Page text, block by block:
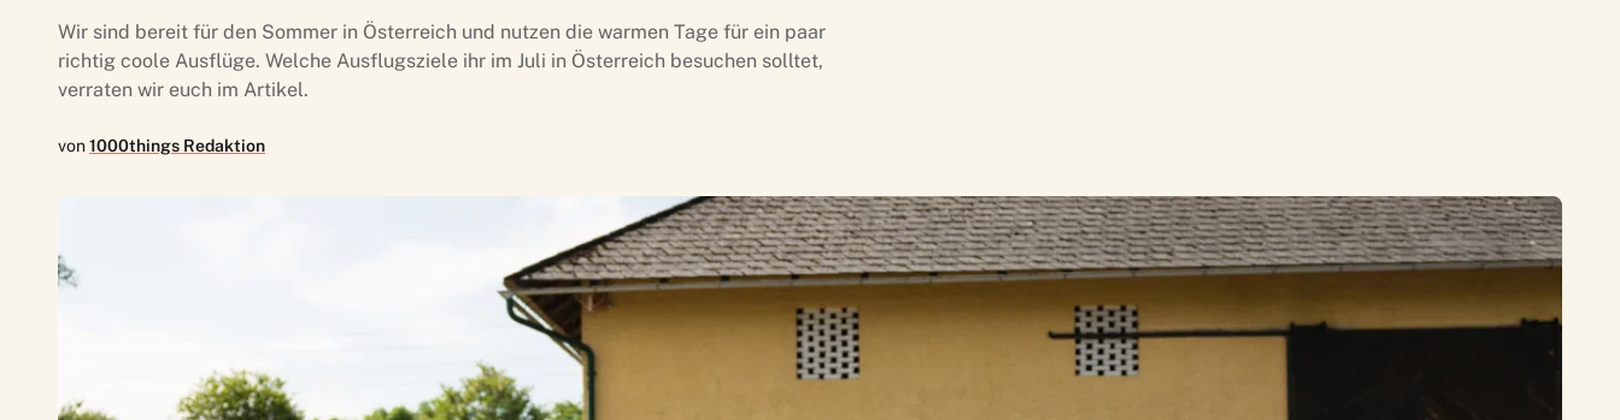
Wir sind bereit für den Sommer in Österreich und nutzen die warmen Tage für ein paar
richtig coole Ausflüge. Welche Ausflugsziele ihr im Juli in Österreich besuchen solltet,
verraten wir euch im Artikel.
von1000things Redaktion